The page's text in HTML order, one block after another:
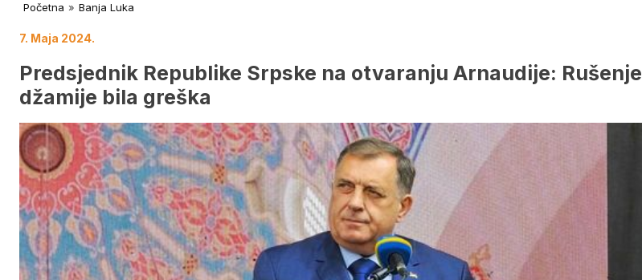
Početna » Banja Luka
7. Maja 2024.
Predsjednik Republike Srpske na otvaranju Arnaudije: Rušenje
džamije bila greška